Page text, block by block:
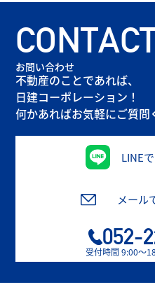
お問い合わせ
不動産のことであれば、
日建コーポレーション！
何かあればお気軽にご質問
LINE
メール
052-
受付時間 9:00〜